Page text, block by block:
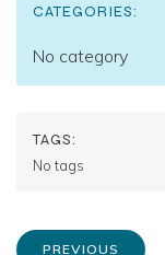
CATEGORIES:
No category
TAGS:
No tags
PREVIOUS